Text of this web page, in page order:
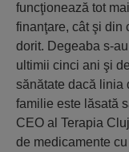
funcţionează tot
finanţare, cât şi din
dorit. Degeaba s-
ultimii cinci ani şi
sănătate dacă linia
familie este lăsată
CEO al Terapia
de medica­mente